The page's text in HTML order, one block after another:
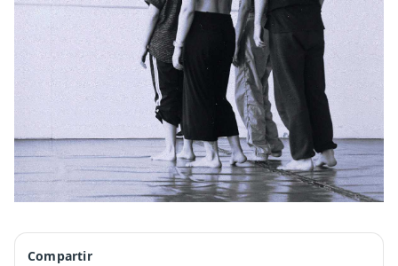
Compartir